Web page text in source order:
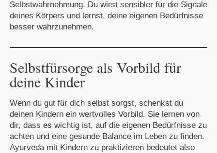
Selbstwahrnehmung. Du wirst sensibler für die Signale
deines Körpers und lernst, deine eigenen Bedürfnisse
besser wahrzunehmen.
Selbstfürsorge als Vorbild für
deine Kinder
Wenn du gut für dich selbst sorgst, schenkst du
deinen Kindern ein wertvolles Vorbild. Sie lernen von
dir, dass es wichtig ist, auf die eigenen Bedürfnisse zu
achten und eine gesunde Balance im Leben zu finden.
Ayurveda mit Kindern zu praktizieren bedeutet also